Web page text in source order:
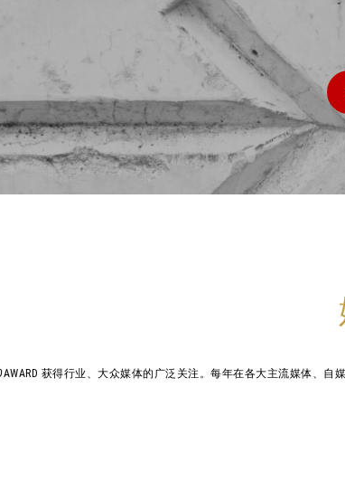
AWARD 获得行业、大众媒体的广泛关注。每年在各大主流媒体、自